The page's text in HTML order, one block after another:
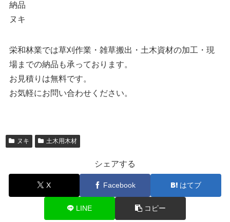
納品
ヌキ
栄和林業では草刈作業・雑草搬出・土木資材の加工・現
場までの納品も承っております。
お見積りは無料です。
お気軽にお問い合わせください。
ヌキ 土木用木材
シェアする
X Facebook はてブ
LINE コピー